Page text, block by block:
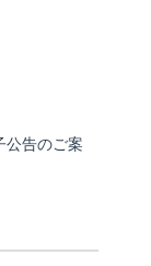
告のご案